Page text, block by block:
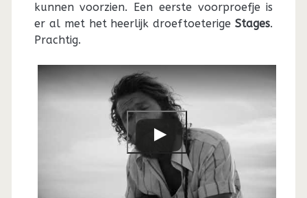
kunnen voorzien. Een eerste voorproefje is
er al met het heerlijk droeftoeterigeStages.
Prachtig.